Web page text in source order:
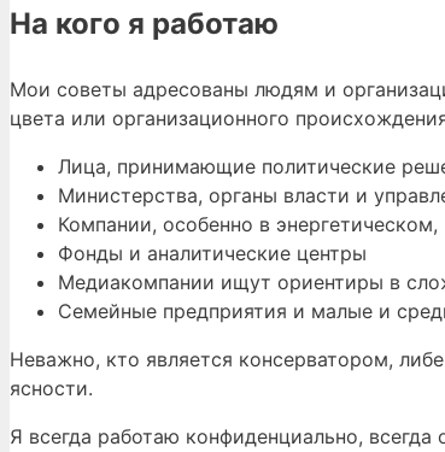
На кого я работаю
Мои советы адресованы людям и
цвета или организационного
Лица, принимающие политические
Министерства, органы власти и
Компании, особенно в
Фонды и аналитические центры
Медиакомпании ищут ориентиры в
Семейные предприятия и малые и
Неважно, кто является консерватором,
ясности.
Я всегда работаю конфиденциально,